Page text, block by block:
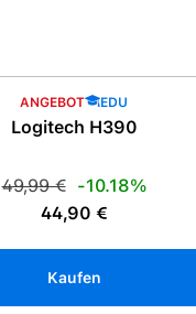
ANGEBOT EDU
Logitech H390
Verkaufspreis:
Regulärer Preis:
49,99 €
-10.18%
44,90 €
Kaufen